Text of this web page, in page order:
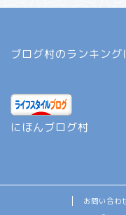
ブログ村のランキン
にほんブログ村
お問い合わ